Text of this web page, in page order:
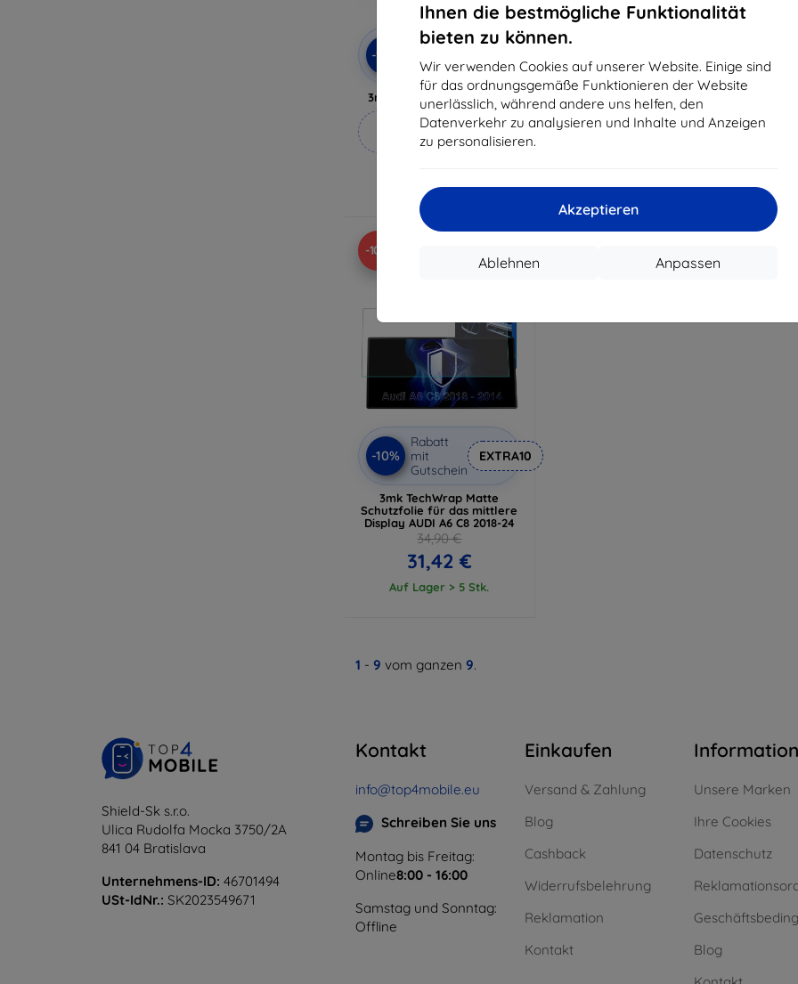
Ihnen die bestmögliche Funktionalität
bieten zu können.
Wir verwenden Cookies auf unserer Website. Einige sind
für das ordnungsgemäße Funktionieren der Website
unerlässlich, während andere uns helfen, den
Datenverkehr zu analysieren und Inhalte und Anzeigen
zu personalisieren.
Akzeptieren
Anpassen
Ablehnen
-10%
Rabatt
Gutschein
3mk Hammer Schutzfolie
Maßgeschneidert
hergestellt
17,91 €
Auf Lager 4 Stk.
Gutschein
3mk TechWrap Matte
Displayschutzfolie für das
mittlere Display AUDI A6
3mk
mittlere
Auf
-10%
-10%
Rabatt
mit
Gutschein
EXTRA10
3mk TechWrap Matte
Schutzfolie für das mittlere
Display AUDI A6 C8 2018-24
34,90 €
31,42 €
Auf Lager > 5 Stk.
1 - 9 vom ganzen 9.
Shield-Sk s.r.o.
Ulica Rudolfa Mocka 3750/2A
841 04 Bratislava
Unternehmens-ID: 46701494
USt-IdNr.: SK2023549671
Kontakt
info@top4mobile.eu
Schreiben Sie uns
Montag bis Freitag:
Online8:00 - 16:00
Samstag und Sonntag:
Offline
Einkaufen
Versand & Zahlung
Blog
Cashback
Widerrufsbelehrung
Reklamation
Kontakt
Information
Unsere Marken
Ihre Cookies
Datenschutz
Blog